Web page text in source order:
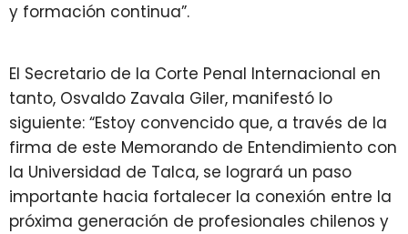
y formación continua”.
El Secretario de la Corte Penal Internacional en
tanto, Osvaldo Zavala Giler, manifestó lo
siguiente: “Estoy convencido que, a través de la
firma de este Memorando de Entendimiento con
la Universidad de Talca, se logrará un paso
importante hacia fortalecer la conexión entre la
próxima generación de profesionales chilenos y